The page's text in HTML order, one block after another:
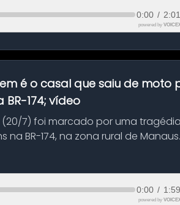
0:00 / 2:01
powered by
é o casal que saiu de
174; vídeo
7) foi marcado por uma
BR-174, na zona rural de
0:00 / 1:59
powered by